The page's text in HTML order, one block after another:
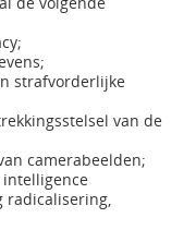
strafvorderlijke
van de
camerabeelden;
intelligence
radicalisering,